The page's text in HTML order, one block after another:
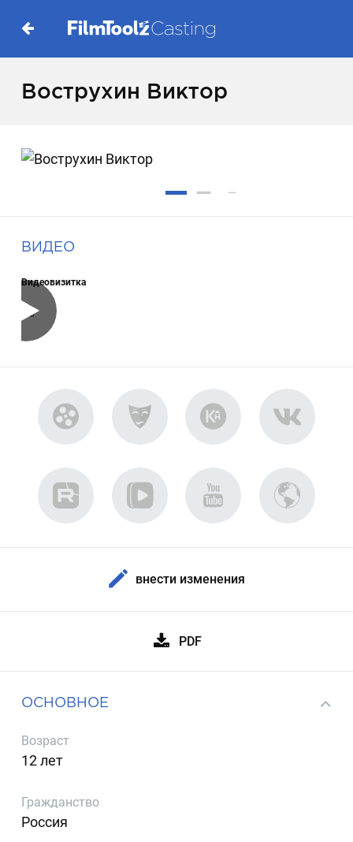
Вострухин Виктор
ВИДЕО
Видеовизитка
внести изменения
PDF
ОСНОВНОЕ
Возраст
12 лет
Гражданство
Россия